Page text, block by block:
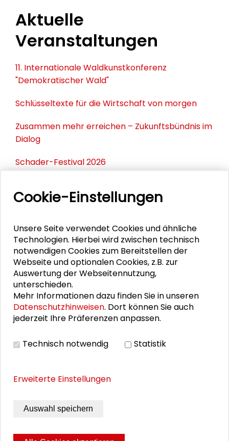
Aktuelle
Veranstaltungen
11. Internationale Waldkunstkonferenz
"Demokratischer Wald"
Schlüsseltexte für die Wirtschaft von morgen
Zusammen mehr erreichen – Zukunftsbündnis im
Dialog
Schader-Festival 2026
PERSONEN IM KONTEXT
Kultur leben: Integrationspotenziale vor Ort
DOWNLOADS
Call (PDF)
Impressionen der Veranstaltung
Cookie-Einstellungen
Unsere Seite verwendet Cookies und ähnliche
Technologien. Hierbei wird zwischen technisch
notwendigen Cookies zum Bereitstellen der
Webseite und optionalen Cookies, z.B. zur
Auswertung der Webseitennutzung,
unterschieden.
Mehr Informationen dazu finden Sie in unseren
Datenschutzhinweisen. Dort können Sie auch
jederzeit Ihre Präferenzen anpassen.
Technisch notwendig Statistik
Erweiterte Einstellungen
Auswahl speichern